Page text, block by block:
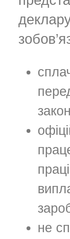
не